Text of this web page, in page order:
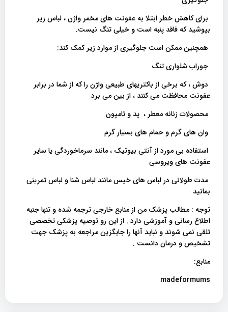
برای کاهش خطر ابتلا به عفونت های مخمر واژن ، لباس زیر
بپوشید که فاقد پنبه است و خیلی تنگ نیست.
همچنین ممکن است جلوگیری از موارد زیر کمک کند:
جوراب شلواری تنگ
دوش ، که برخی از باکتریهای طبیعی واژن را که از شما در برابر
عفونت محافظت می کنند ، از بین می برد
محصولات زنانه معطر ، پد و تامپون
وان های گرم و حمام های بسیار گرم
استفاده بی مورد از آنتی بیوتیک ، مانند سرماخوردگی یا سایر
عفونت های ویروسی
مدت طولانی در لباس های خیس مانند لباس شنا و لباس تمرینی
بمانید
توجه : مطالب پزشک من از منابع خارجی ترجمه شده و تنها جنبه
اطلاع رسانی و آموزشی دارد . از این رو توصیه پزشکی تخصصی
تلقی نمی شوند و نباید آنها را جایگزین مراجعه به پزشک جهت
تشخیص و درمان دانست .
منابع:
madeformums